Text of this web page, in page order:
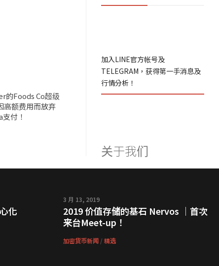
的Foods Co超级
高额费用而放弃
付！
加入LINE官方帐号及
TELEGRAM，获得第一手消息及
行情分析！
关于我们
化
3 月 13, 2019
2019 价值存储的基石 Nervos ｜首次
来台Meet-up！
加密货币新闻 / 精选